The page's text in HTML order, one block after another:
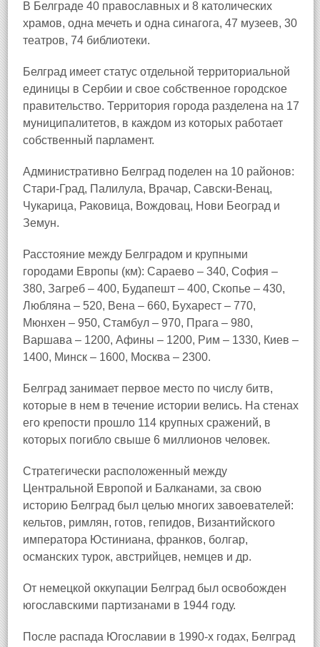
В Белграде 40 православных и 8 католических
храмов, одна мечеть и одна синагога, 47 музеев, 30
театров, 74 библиотеки.
Белград имеет статус отдельной территориальной
единицы в Сербии и свое собственное городское
правительство. Территория города разделена на 17
муниципалитетов, в каждом из которых работает
собственный парламент.
Административно Белград поделен на 10 районов:
Стари‑Град, Палилула, Врачар, Савски‑Венац,
Чукарица, Раковица, Вождовац, Нови Београд и
Земун.
Расстояние между Белградом и крупными
городами Европы (км): Сараево – 340, София –
380, Загреб – 400, Будапешт – 400, Скопье – 430,
Любляна – 520, Вена – 660, Бухарест – 770,
Мюнхен – 950, Стамбул – 970, Прага – 980,
Варшава – 1200, Афины – 1200, Рим – 1330, Киев –
1400, Минск – 1600, Москва – 2300.
Белград занимает первое место по числу битв,
которые в нем в течение истории велись. На стенах
его крепости прошло 114 крупных сражений, в
которых погибло свыше 6 миллионов человек.
Стратегически расположенный между
Центральной Европой и Балканами, за свою
историю Белград был целью многих завоевателей:
кельтов, римлян, готов, гепидов, Византийского
императора Юстиниана, франков, болгар,
османских турок, австрийцев, немцев и др.
От немецкой оккупации Белград был освобожден
югославскими партизанами в 1944 году.
После распада Югославии в 1990‑х годах, Белград